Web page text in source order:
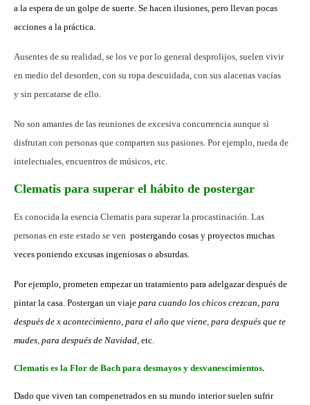
a la espera de un golpe de suerte. Se hacen ilusiones, pero llevan pocas
acciones a la práctica.
Ausentes de su realidad, se los ve por lo general desprolijos, suelen vivir
en medio del desorden, con su ropa descuidada, con sus alacenas vacías
y sin percatarse de ello.
No son amantes de las reuniones de excesiva concurrencia aunque sì
disfrutan con personas que comparten sus pasiones. Por ejemplo, rueda de
intelectuales, encuentros de músicos, etc.
Clematis para superar el hábito de postergar
Es conocida la esencia Clematis para superar la procastinación. Las
personas en este estado se ven postergando cosas y proyectos muchas
veces poniendo excusas ingeniosas o absurdas.
Por ejemplo, prometen empezar un tratamiento para adelgazar después de
pintar la casa. Postergan un viaje para cuando los chicos crezcan, para
después de x acontecimiento, para el año que viene, para después que te
mudes, para después de Navidad, etc.
Clematis es la Flor de Bach para desmayos y desvanescimientos.
Dado que viven tan compenetrados en su mundo interior suelen sufrir